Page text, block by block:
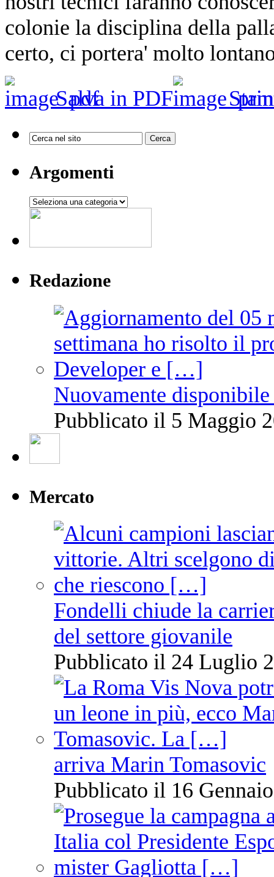
colonie la disciplina della
certo, ci portera' molto
Salva in PDF
Argomenti
Argomenti
Redazione
Nuovamente
Pubblicato il 5 Maggio
Mercato
Fondelli chiude la
del settore giovanile
Pubblicato il 24 Luglio
arriva Marin Tomasovic
Pubblicato il 16